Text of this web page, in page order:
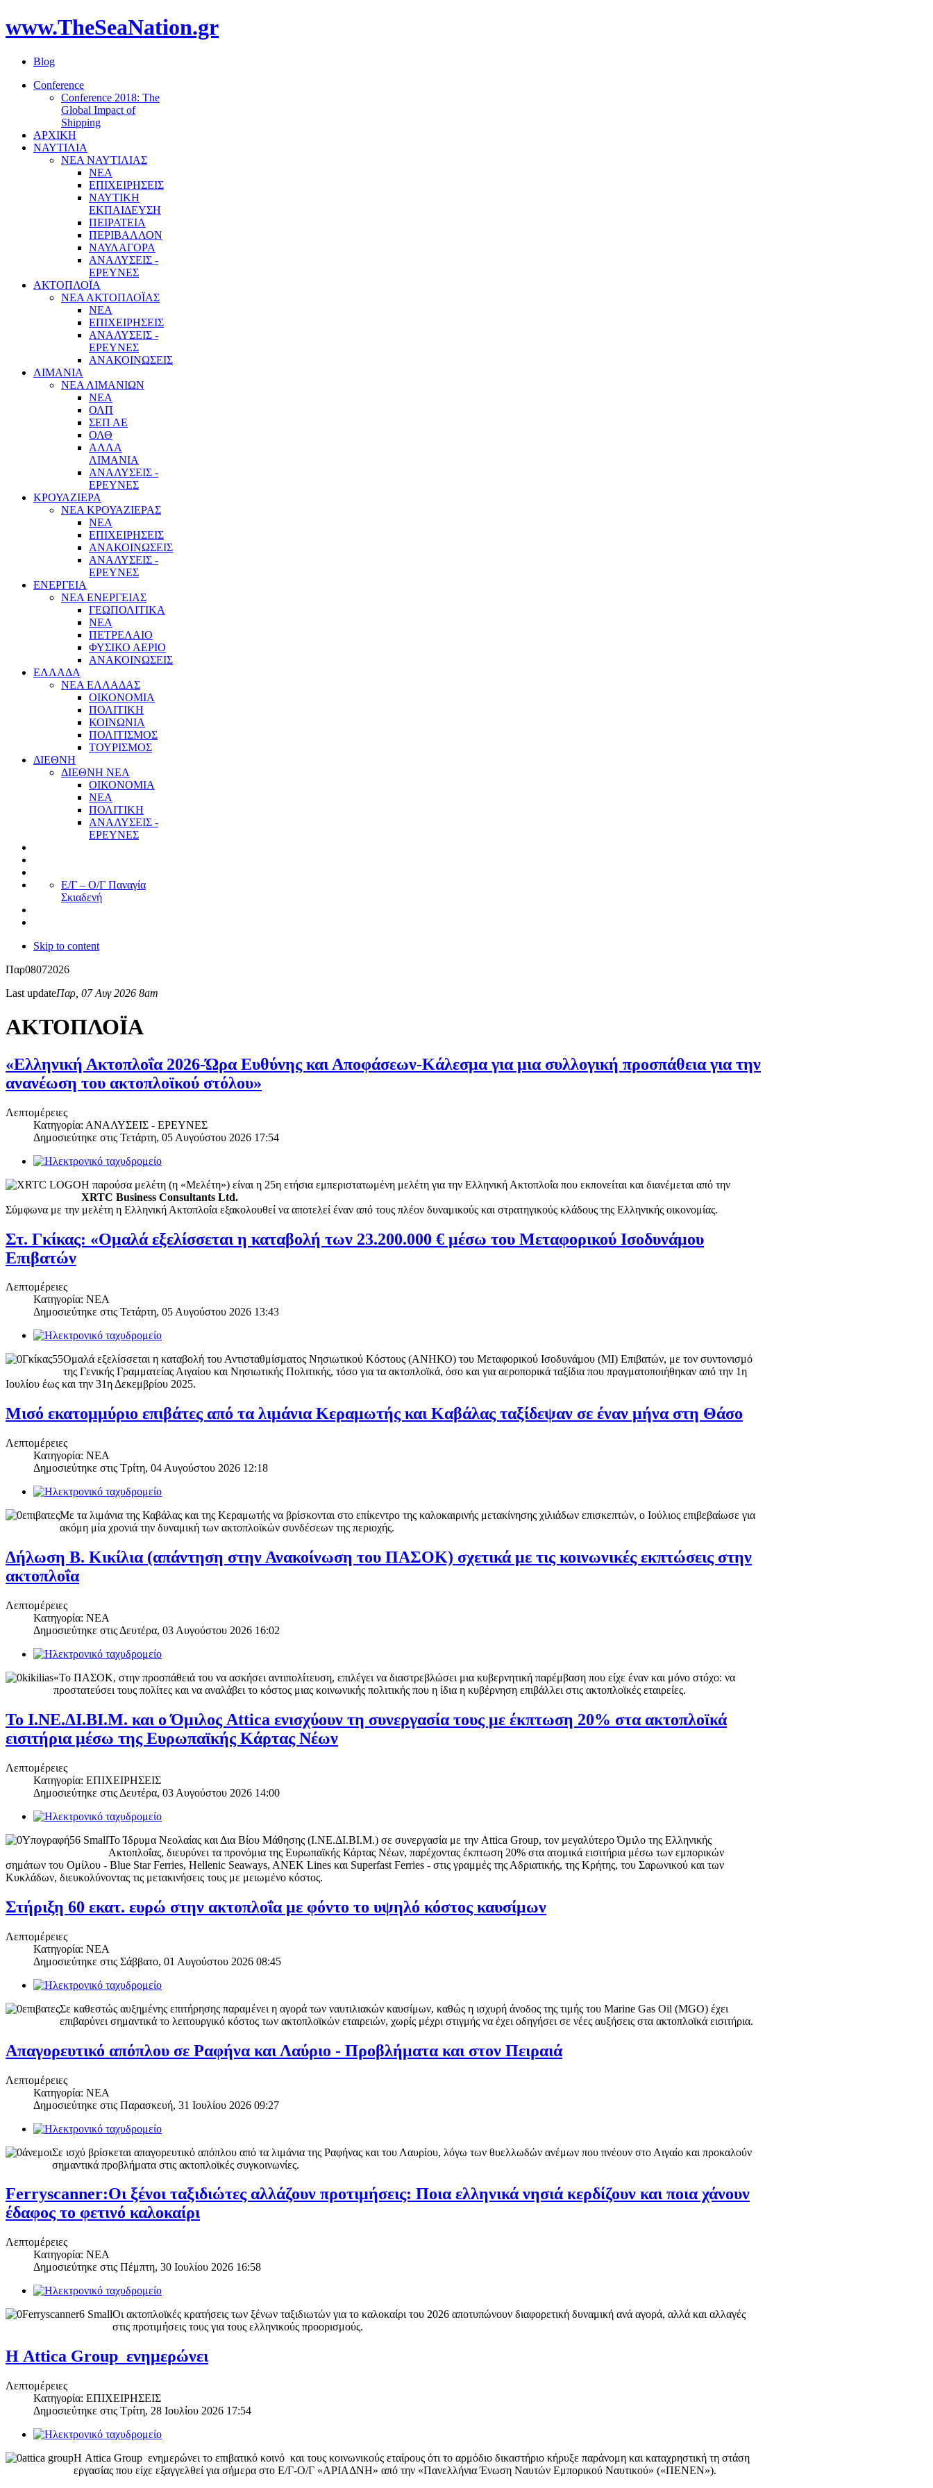
www.TheSeaNation.gr
Blog
Conference
Conference 2018: The
Global Impact of
Shipping
ΑΡΧΙΚΗ
ΝΑΥΤΙΛΙΑ
ΝΕΑ ΝΑΥΤΙΛΙΑΣ
ΝΕΑ
ΕΠΙΧΕΙΡΗΣΕΙΣ
ΝΑΥΤΙΚΗ
ΕΚΠΑΙΔΕΥΣΗ
ΠΕΙΡΑΤΕΙΑ
ΠΕΡΙΒΑΛΛΟΝ
ΝΑΥΛΑΓΟΡΑ
ΑΝΑΛΥΣΕΙΣ -
ΕΡΕΥΝΕΣ
ΑΚΤΟΠΛΟΪΑ
ΝΕΑ ΑΚΤΟΠΛΟΪΑΣ
ΝΕΑ
ΕΠΙΧΕΙΡΗΣΕΙΣ
ΑΝΑΛΥΣΕΙΣ -
ΕΡΕΥΝΕΣ
ΑΝΑΚΟΙΝΩΣΕΙΣ
ΛΙΜΑΝΙΑ
ΝΕΑ ΛΙΜΑΝΙΩΝ
ΝΕΑ
ΟΛΠ
ΣΕΠ ΑΕ
ΟΛΘ
ΑΛΛΑ
ΛΙΜΑΝΙΑ
ΑΝΑΛΥΣΕΙΣ -
ΕΡΕΥΝΕΣ
ΚΡΟΥΑΖΙΕΡΑ
ΝΕΑ ΚΡΟΥΑΖΙΕΡΑΣ
NEA
ΕΠΙΧΕΙΡΗΣΕΙΣ
ΑΝΑΚΟΙΝΩΣΕΙΣ
ΑΝΑΛΥΣΕΙΣ -
ΕΡΕΥΝΕΣ
ΕΝΕΡΓΕΙΑ
ΝΕΑ ΕΝΕΡΓΕΙΑΣ
ΓΕΩΠΟΛΙΤΙΚΑ
ΝΕΑ
ΠΕΤΡΕΛΑΙΟ
ΦΥΣΙΚΟ ΑΕΡΙΟ
ΑΝΑΚΟΙΝΩΣΕΙΣ
ΕΛΛΑΔΑ
ΝΕΑ ΕΛΛΑΔΑΣ
ΟΙΚΟΝΟΜΙΑ
ΠΟΛΙΤΙΚΗ
ΚΟΙΝΩΝΙΑ
ΠΟΛΙΤΙΣΜΟΣ
ΤΟΥΡΙΣΜΟΣ
ΔΙΕΘΝΗ
ΔΙΕΘΝΗ ΝΕΑ
ΟΙΚΟΝΟΜΙΑ
ΝΕΑ
ΠΟΛΙΤΙΚΗ
ΑΝΑΛΥΣΕΙΣ -
ΕΡΕΥΝΕΣ
Ε/Γ – Ο/Γ Παναγία
Σκιαδενή
Skip to content
Παρ08072026
Last updateΠαρ, 07 Αυγ 2026 8am
ΑΚΤΟΠΛΟΪΑ
«Ελληνική Ακτοπλοΐα 2026-Ώρα Ευθύνης και Αποφάσεων-Κάλεσμα για μια συλλογική προσπάθεια για την
ανανέωση του ακτοπλοϊκού στόλου»
Λεπτομέρειες
Κατηγορία: ΑΝΑΛΥΣΕΙΣ - ΕΡΕΥΝΕΣ
Δημοσιεύτηκε στις Τετάρτη, 05 Αυγούστου 2026 17:54
Η παρούσα μελέτη (η «Μελέτη») είναι η 25η ετήσια εμπεριστατωμένη μελέτη για την Ελληνική Ακτοπλοΐα που εκπονείται και διανέμεται από την
XRTC Business Consultants Ltd.
Σύμφωνα με την μελέτη η Ελληνική Ακτοπλοΐα εξακολουθεί να αποτελεί έναν από τους πλέον δυναμικούς και στρατηγικούς κλάδους της Ελληνικής οικονομίας.
Στ. Γκίκας: «Ομαλά εξελίσσεται η καταβολή των 23.200.000 € μέσω του Μεταφορικού Ισοδυνάμου
Επιβατών
Λεπτομέρειες
Κατηγορία: ΝΕΑ
Δημοσιεύτηκε στις Τετάρτη, 05 Αυγούστου 2026 13:43
Ομαλά εξελίσσεται η καταβολή του Αντισταθμίσματος Νησιωτικού Κόστους (ΑΝΗΚΟ) του Μεταφορικού Ισοδυνάμου (ΜΙ) Επιβατών, με τον συντονισμό
της Γενικής Γραμματείας Αιγαίου και Νησιωτικής Πολιτικής, τόσο για τα ακτοπλοϊκά, όσο και για αεροπορικά ταξίδια που πραγματοποιήθηκαν από την 1η
Ιουλίου έως και την 31η Δεκεμβρίου 2025.
Μισό εκατομμύριο επιβάτες από τα λιμάνια Κεραμωτής και Καβάλας ταξίδεψαν σε έναν μήνα στη Θάσο
Λεπτομέρειες
Κατηγορία: ΝΕΑ
Δημοσιεύτηκε στις Τρίτη, 04 Αυγούστου 2026 12:18
Με τα λιμάνια της Καβάλας και της Κεραμωτής να βρίσκονται στο επίκεντρο της καλοκαιρινής μετακίνησης χιλιάδων επισκεπτών, ο Ιούλιος επιβεβαίωσε για
ακόμη μία χρονιά την δυναμική των ακτοπλοϊκών συνδέσεων της περιοχής.
Δήλωση Β. Κικίλια (απάντηση στην Ανακοίνωση του ΠΑΣΟΚ) σχετικά με τις κοινωνικές εκπτώσεις στην
ακτοπλοΐα
Λεπτομέρειες
Κατηγορία: ΝΕΑ
Δημοσιεύτηκε στις Δευτέρα, 03 Αυγούστου 2026 16:02
«Το ΠΑΣΟΚ, στην προσπάθειά του να ασκήσει αντιπολίτευση, επιλέγει να διαστρεβλώσει μια κυβερνητική παρέμβαση που είχε έναν και μόνο στόχο: να
προστατεύσει τους πολίτες και να αναλάβει το κόστος μιας κοινωνικής πολιτικής που η ίδια η κυβέρνηση επιβάλλει στις ακτοπλοϊκές εταιρείες.
Το Ι.ΝΕ.ΔΙ.ΒΙ.Μ. και o Όμιλος Attica ενισχύουν τη συνεργασία τους με έκπτωση 20% στα ακτοπλοϊκά
εισιτήρια μέσω της Ευρωπαϊκής Κάρτας Νέων
Λεπτομέρειες
Κατηγορία: ΕΠΙΧΕΙΡΗΣΕΙΣ
Δημοσιεύτηκε στις Δευτέρα, 03 Αυγούστου 2026 14:00
Το Ίδρυμα Νεολαίας και Δια Βίου Μάθησης (Ι.ΝΕ.ΔΙ.ΒΙ.Μ.) σε συνεργασία με την Attica Group, τον μεγαλύτερο Όμιλο της Ελληνικής
Ακτοπλοΐας, διευρύνει τα προνόμια της Ευρωπαϊκής Κάρτας Νέων, παρέχοντας έκπτωση 20% στα ατομικά εισιτήρια μέσω των εμπορικών
σημάτων του Ομίλου - Blue Star Ferries, Hellenic Seaways, ANEK Lines και Superfast Ferries - στις γραμμές της Αδριατικής, της Κρήτης, του Σαρωνικού και των
Κυκλάδων, διευκολύνοντας τις μετακινήσεις τους με μειωμένο κόστος.
Στήριξη 60 εκατ. ευρώ στην ακτοπλοΐα με φόντο το υψηλό κόστος καυσίμων
Λεπτομέρειες
Κατηγορία: ΝΕΑ
Δημοσιεύτηκε στις Σάββατο, 01 Αυγούστου 2026 08:45
Σε καθεστώς αυξημένης επιτήρησης παραμένει η αγορά των ναυτιλιακών καυσίμων, καθώς η ισχυρή άνοδος της τιμής του Marine Gas Oil (MGO) έχει
επιβαρύνει σημαντικά το λειτουργικό κόστος των ακτοπλοϊκών εταιρειών, χωρίς μέχρι στιγμής να έχει οδηγήσει σε νέες αυξήσεις στα ακτοπλοϊκά εισιτήρια.
Απαγορευτικό απόπλου σε Ραφήνα και Λαύριο - Προβλήματα και στον Πειραιά
Λεπτομέρειες
Κατηγορία: ΝΕΑ
Δημοσιεύτηκε στις Παρασκευή, 31 Ιουλίου 2026 09:27
Σε ισχύ βρίσκεται απαγορευτικό απόπλου από τα λιμάνια της Ραφήνας και του Λαυρίου, λόγω των θυελλωδών ανέμων που πνέουν στο Αιγαίο και προκαλούν
σημαντικά προβλήματα στις ακτοπλοϊκές συγκοινωνίες.
Ferryscanner:Οι ξένοι ταξιδιώτες αλλάζουν προτιμήσεις: Ποια ελληνικά νησιά κερδίζουν και ποια χάνουν
έδαφος το φετινό καλοκαίρι
Λεπτομέρειες
Κατηγορία: ΝΕΑ
Δημοσιεύτηκε στις Πέμπτη, 30 Ιουλίου 2026 16:58
Οι ακτοπλοϊκές κρατήσεις των ξένων ταξιδιωτών για το καλοκαίρι του 2026 αποτυπώνουν διαφορετική δυναμική ανά αγορά, αλλά και αλλαγές
στις προτιμήσεις τους για τους ελληνικούς προορισμούς.
Η Attica Group ​ ενημερώνει
Λεπτομέρειες
Κατηγορία: ΕΠΙΧΕΙΡΗΣΕΙΣ
Δημοσιεύτηκε στις Τρίτη, 28 Ιουλίου 2026 17:54
Η Attica Group ​ ενημερώνει το επιβατικό κοινό ​ και τους κοινωνικούς εταίρους ότι το αρμόδιο δικαστήριο κήρυξε παράνομη και καταχρηστική τη στάση
εργασίας που είχε εξαγγελθεί για σήμερα στο Ε/Γ-Ο/Γ «ΑΡΙΑΔΝΗ» από την «Πανελλήνια Ένωση Ναυτών Εμπορικού Ναυτικού» («ΠΕΝΕΝ»).